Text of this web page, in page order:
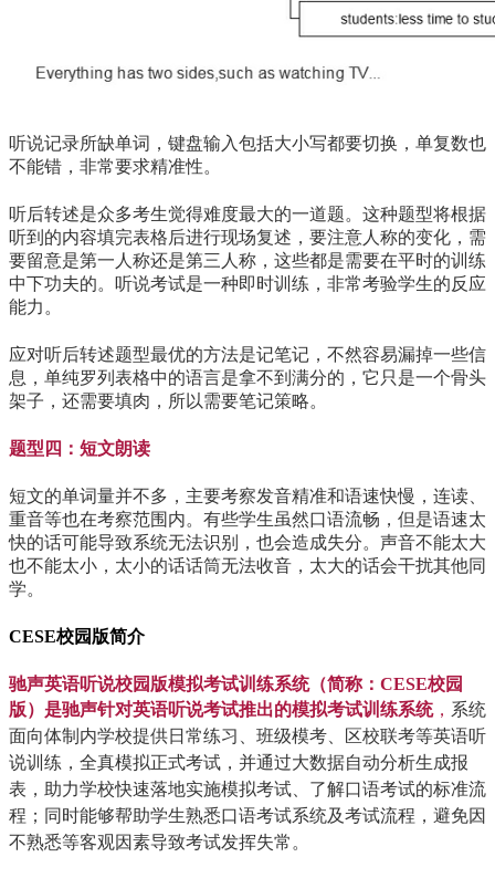
听说记录所缺单词，键盘输入包括大小写都要切换，单复数也
不能错，非常要求精准性。
听后转述是众多考生觉得难度最大的一道题。这种题型将根据
听到的内容填完表格后进行现场复述，要注意人称的变化，需
要留意是第一人称还是第三人称，这些都是需要在平时的训练
中下功夫的。听说考试是一种即时训练，非常考验学生的反应
能力。
应对听后转述题型最优的方法是记笔记，不然容易漏掉一些信
息，单纯罗列表格中的语言是拿不到满分的，它只是一个骨头
架子，还需要填肉，所以需要笔记策略。
题型四：短文朗读
短文的单词量并不多，主要考察发音精准和语速快慢，连读、
重音等也在考察范围内。有些学生虽然口语流畅，但是语速太
快的话可能导致系统无法识别，也会造成失分。声音不能太大
也不能太小，太小的话话筒无法收音，太大的话会干扰其他同
学。
CESE校园版简介
驰声英语听说校园版模拟考试训练系统（简称：CESE校园
版） 是驰声针对英语听说考试推出的模拟考试训练系统， 系统
面向体制内学校提供日常练习、班级模考、区校联考等英语听
说训练，全真模拟正式考试，并通过大数据自动分析生成报
表，助力学校快速落地实施模拟考试、了解口语考试的标准流
程；同时能够帮助学生熟悉口语考试系统及考试流程，避免因
不熟悉等客观因素导致考试发挥失常。